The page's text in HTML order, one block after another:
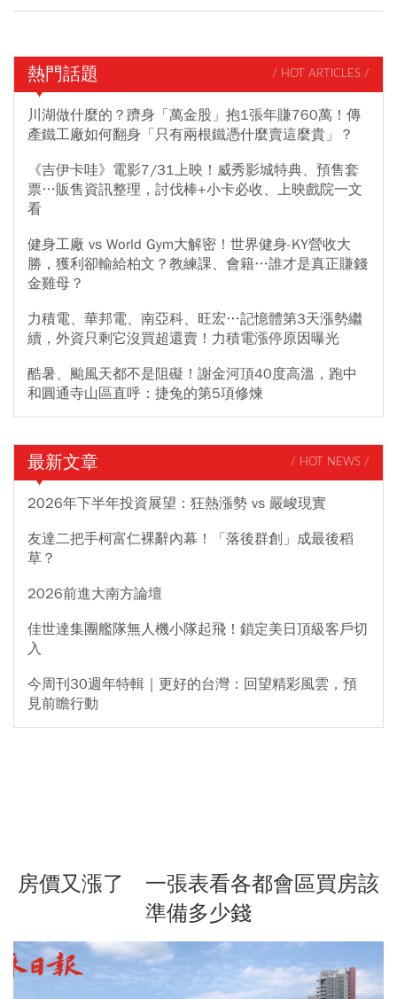
熱門話題 / HOT ARTICLES /
川湖做什麼的？躋身「萬金股」抱1張年賺760萬！傳
產鐵工廠如何翻身「只有兩根鐵憑什麼賣這麼貴」？
《吉伊卡哇》電影7/31上映！威秀影城特典、預售套
票…販售資訊整理，討伐棒+小卡必收、上映戲院一文
看
健身工廠 vs World Gym大解密！世界健身-KY營收大
勝，獲利卻輸給柏文？教練課、會籍…誰才是真正賺錢
金雞母？
力積電、華邦電、南亞科、旺宏…記憶體第3天漲勢繼
續，外資只剩它沒買超還賣！力積電漲停原因曝光
酷暑、颱風天都不是阻礙！謝金河頂40度高溫，跑中
和圓通寺山區直呼：捷兔的第5項修煉
最新文章 / HOT NEWS /
2026年下半年投資展望：狂熱漲勢 vs 嚴峻現實
友達二把手柯富仁裸辭內幕！「落後群創」成最後稻
草？
2026前進大南方論壇
佳世達集團艦隊無人機小隊起飛！鎖定美日頂級客戶切
入
今周刊30週年特輯｜更好的台灣：回望精彩風雲，預
見前瞻行動
房價又漲了 一張表看各都會區買房該
準備多少錢